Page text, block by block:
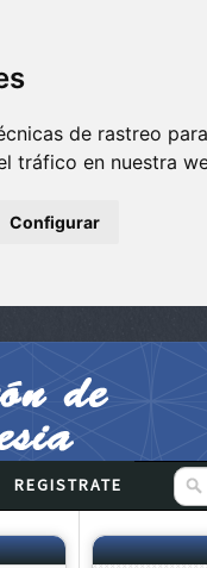
de rastreo
tráfico en nuestra
Configurar
REGISTRATE